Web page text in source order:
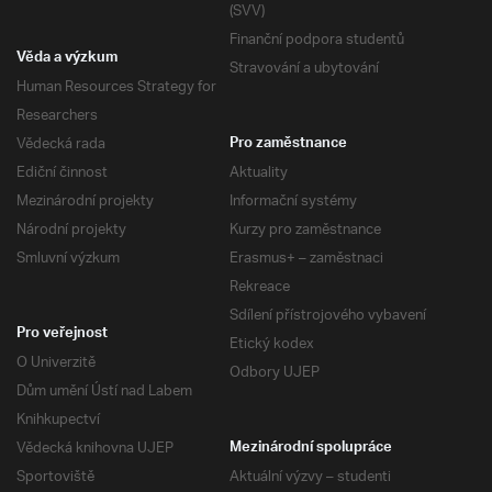
(SVV)
Finanční podpora studentů
Stravování a ubytování
Věda a výzkum
Human Resources Strategy for
Researchers
Vědecká rada
Ediční činnost
Mezinárodní projekty
Národní projekty
Smluvní výzkum
Pro zaměstnance
Aktuality
Informační systémy
Kurzy pro zaměstnance
Erasmus+ – zaměstnaci
Rekreace
Sdílení přístrojového vybavení
Etický kodex
Odbory UJEP
Pro veřejnost
O Univerzitě
Dům umění Ústí nad Labem
Knihkupectví
Vědecká knihovna UJEP
Sportoviště
Mezinárodní spolupráce
Aktuální výzvy – studenti